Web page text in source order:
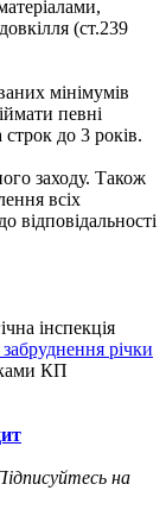
(ст.239
мінімумів
певні
до 3 років.
заходу. Також
всіх
відповідальності
інспекція
річки
КП
на